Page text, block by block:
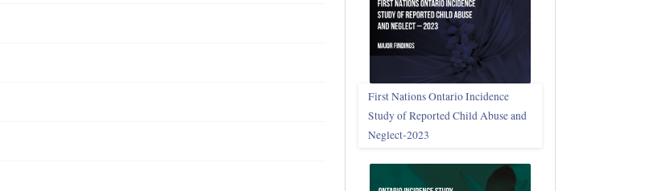
First Nations Ontario Incidence
Study of Reported Child Abuse and
Neglect‑2023